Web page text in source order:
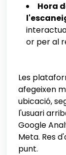
Hora
or per al
Les
afegeixen
ubicació,
l'usuari
Google
Meta. Res
punt.